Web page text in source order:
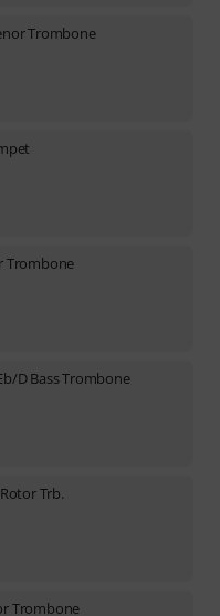
Trombone
Trombone
D Bass Trombone
Trb.
Trombone